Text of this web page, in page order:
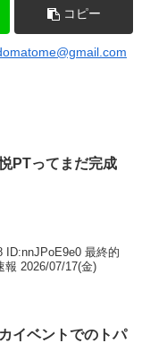
コピー
PTってまだ完成
ID:nnJPoE9e0 最終的
報 2026/07/17(金)
イベントでのトパ